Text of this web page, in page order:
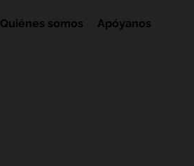
Quiénes somos Apóyanos